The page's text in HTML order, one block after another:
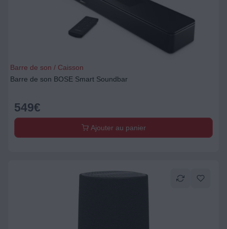
Barre de son / Caisson
Barre de son BOSE Smart Soundbar
549€
Ajouter au panier